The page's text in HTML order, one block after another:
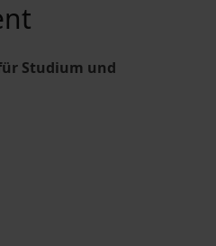
Studium und